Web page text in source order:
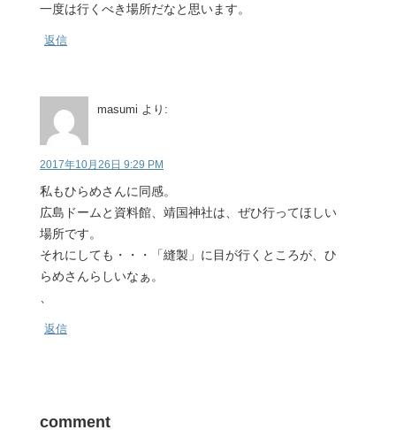
一度は行くべき場所だなと思います。
返信
masumi より:
2017年10月26日 9:29 PM
私もひらめさんに同感。
広島ドームと資料館、靖国神社は、ぜひ行ってほしい
場所です。
それにしても・・・「縫製」に目が行くところが、ひ
らめさんらしいなぁ。
返信
comment